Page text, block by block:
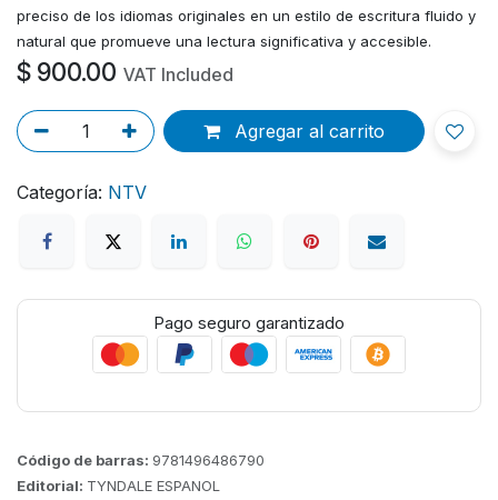
preciso de los idiomas originales en un estilo de escritura fluido y
natural que promueve una lectura significativa y accesible.
$ 900.00 VAT Included
Agregar al carrito
Categoría: NTV
Pago seguro garantizado
Código de barras: 9781496486790
Editorial: TYNDALE ESPANOL